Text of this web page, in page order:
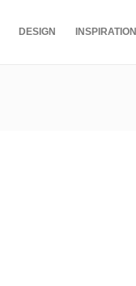
DESIGN INSPIRATION